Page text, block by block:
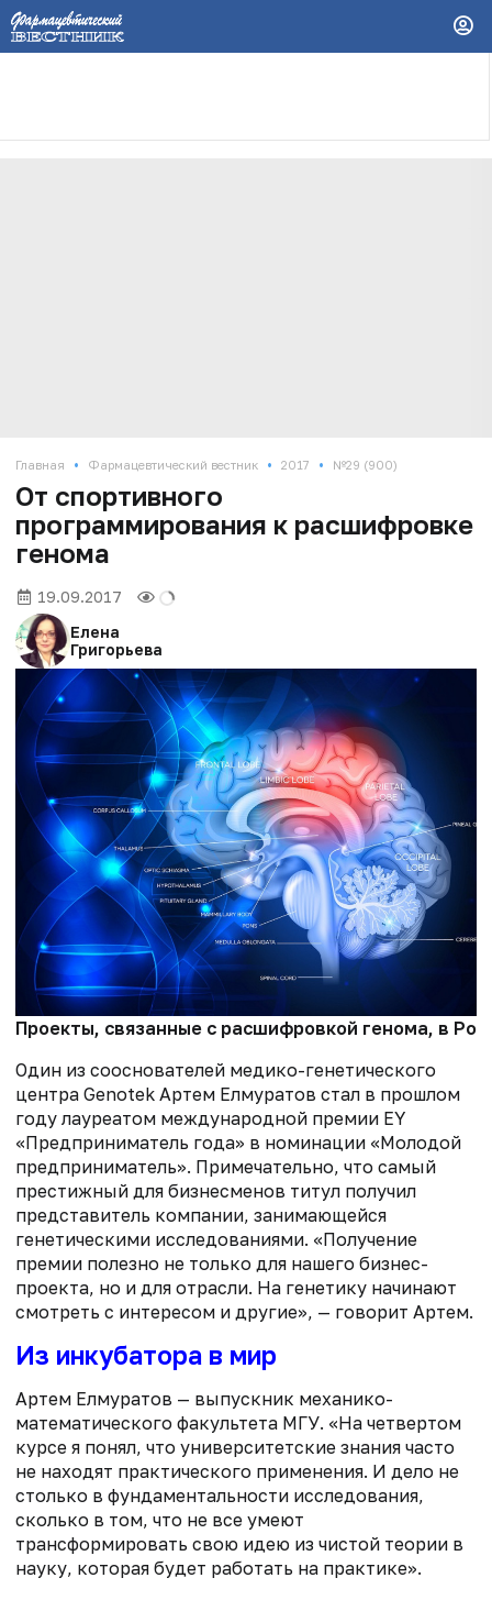
Главная • Фармацевтический вестник • 2017 • №29 (900)
От спортивного
программирования к расшифровке
генома
19.09.2017
Елена
Григорьева
Проекты, связанные с расшифровкой генома, в
Один из сооснователей медико-генетического
центра Genotek Артем Елмуратов стал в прошлом
году лауреатом международной премии EY
«Предприниматель года» в номинации «Молодой
предприниматель». Примечательно, что самый
престижный для бизнесменов титул получил
представитель компании, занимающейся
генетическими исследованиями. «Получение
премии полезно не только для нашего бизнес-
проекта, но и для отрасли. На генетику начинают
смотреть с интересом и другие», — говорит Артем.
Из инкубатора в мир
Артем Елмуратов — выпускник механико-
математического факультета МГУ. «На четвертом
курсе я понял, что университетские знания часто
не находят практического применения. И дело не
столько в фундаментальности исследования,
сколько в том, что не все умеют
трансформировать свою идею из чистой теории в
науку, которая будет работать на практике».